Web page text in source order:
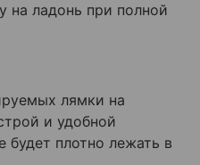
на ладонь при полной
лямки на
и удобной
плотно лежать в